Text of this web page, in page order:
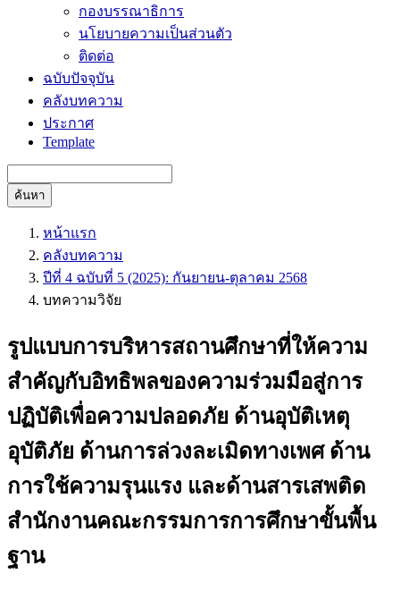
กองบรรณาธิการ
นโยบายความเป็นส่วนตัว
ติดต่อ
ฉบับปัจจุบัน
คลังบทความ
ประกาศ
Template
ค้นหา
หน้าแรก
คลังบทความ
ปีที่ 4 ฉบับที่ 5 (2025): กันยายน-ตุลาคม 2568
บทความวิจัย
รูปแบบการบริหารสถานศึกษาที่ให้ความ
สำคัญกับอิทธิพลของความร่วมมือสู่การ
ปฏิบัติเพื่อความปลอดภัย ด้านอุบัติเหตุ
อุบัติภัย ด้านการล่วงละเมิดทางเพศ ด้าน
การใช้ความรุนแรง และด้านสารเสพติด
สำนักงานคณะกรรมการการศึกษาขั้นพื้น
ฐาน